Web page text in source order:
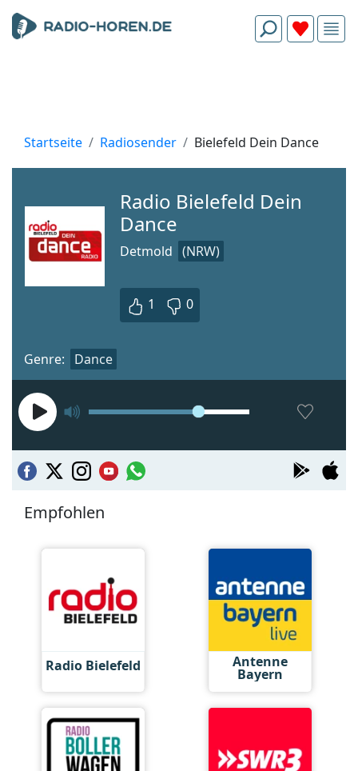
Startseite Radiosender Bielefeld Dein Dance
Radio Bielefeld Dein
Dance
Detmold (NRW)
1 0
Genre: Dance
Empfohlen
Radio Bielefeld Antenne
Bayern